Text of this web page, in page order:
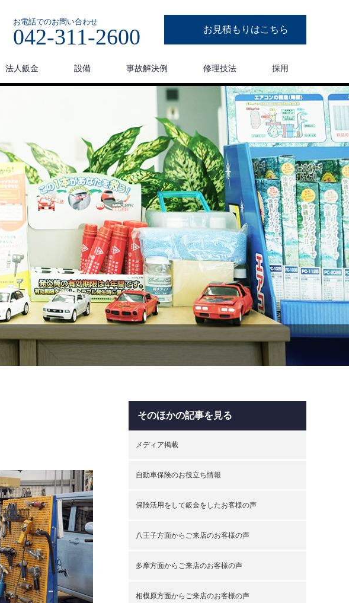
お電話でのお問い合わせ
042-311-2600 お見積もりはこちら
法人鈑金 設備 事故解決例 修理技法 採用
そのほかの記事を見る
メディア掲載
自動車保険のお役立ち情報
保険活用をして鈑金をしたお客様の声
八王子方面からご来店のお客様の声
多摩方面からご来店のお客様の声
相模原方面からご来店のお客様の声